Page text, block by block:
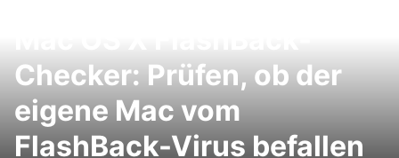
Checker: Prüfen, ob der
eigene Mac vom
FlashBack-Virus befallen